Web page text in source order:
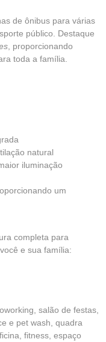
de ônibus para várias
público. Destaque
, proporcionando
toda a família.
natural
iluminação
um
completa para
e sua família:
salão de festas,
e pet wash, quadra
fitness, espaço